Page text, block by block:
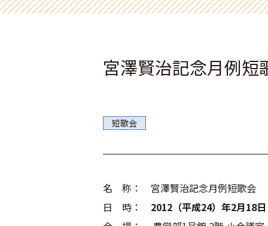
宮澤賢治記念月例短
短歌会
名 称： 宮澤賢治記念月例短歌会
日 時： 2012（平成24）年2月18日